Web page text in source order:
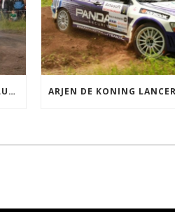
PIET VAN HOOF LANCER EVOLUTION 4 GRP A